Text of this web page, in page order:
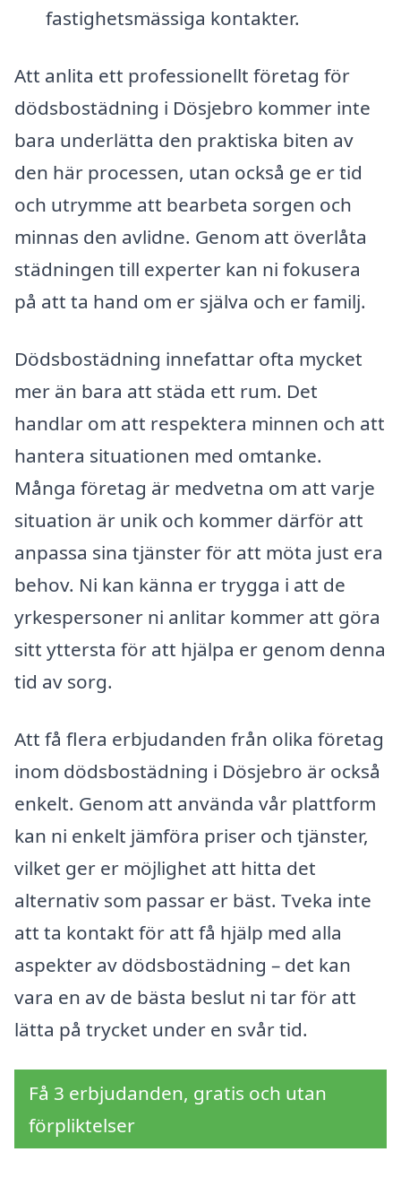
fastighetsmässiga kontakter.
Att anlita ett professionellt företag för
dödsbostädning i Dösjebro kommer inte
bara underlätta den praktiska biten av
den här processen, utan också ge er tid
och utrymme att bearbeta sorgen och
minnas den avlidne. Genom att överlåta
städningen till experter kan ni fokusera
på att ta hand om er själva och er familj.
Dödsbostädning innefattar ofta mycket
mer än bara att städa ett rum. Det
handlar om att respektera minnen och att
hantera situationen med omtanke.
Många företag är medvetna om att varje
situation är unik och kommer därför att
anpassa sina tjänster för att möta just era
behov. Ni kan känna er trygga i att de
yrkespersoner ni anlitar kommer att göra
sitt yttersta för att hjälpa er genom denna
tid av sorg.
Att få flera erbjudanden från olika företag
inom dödsbostädning i Dösjebro är också
enkelt. Genom att använda vår plattform
kan ni enkelt jämföra priser och tjänster,
vilket ger er möjlighet att hitta det
alternativ som passar er bäst. Tveka inte
att ta kontakt för att få hjälp med alla
aspekter av dödsbostädning – det kan
vara en av de bästa beslut ni tar för att
lätta på trycket under en svår tid.
Få 3 erbjudanden, gratis och utan
förpliktelser